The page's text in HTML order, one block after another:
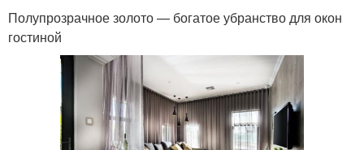
Полупрозрачное золото — богатое убранство для окон
гостиной